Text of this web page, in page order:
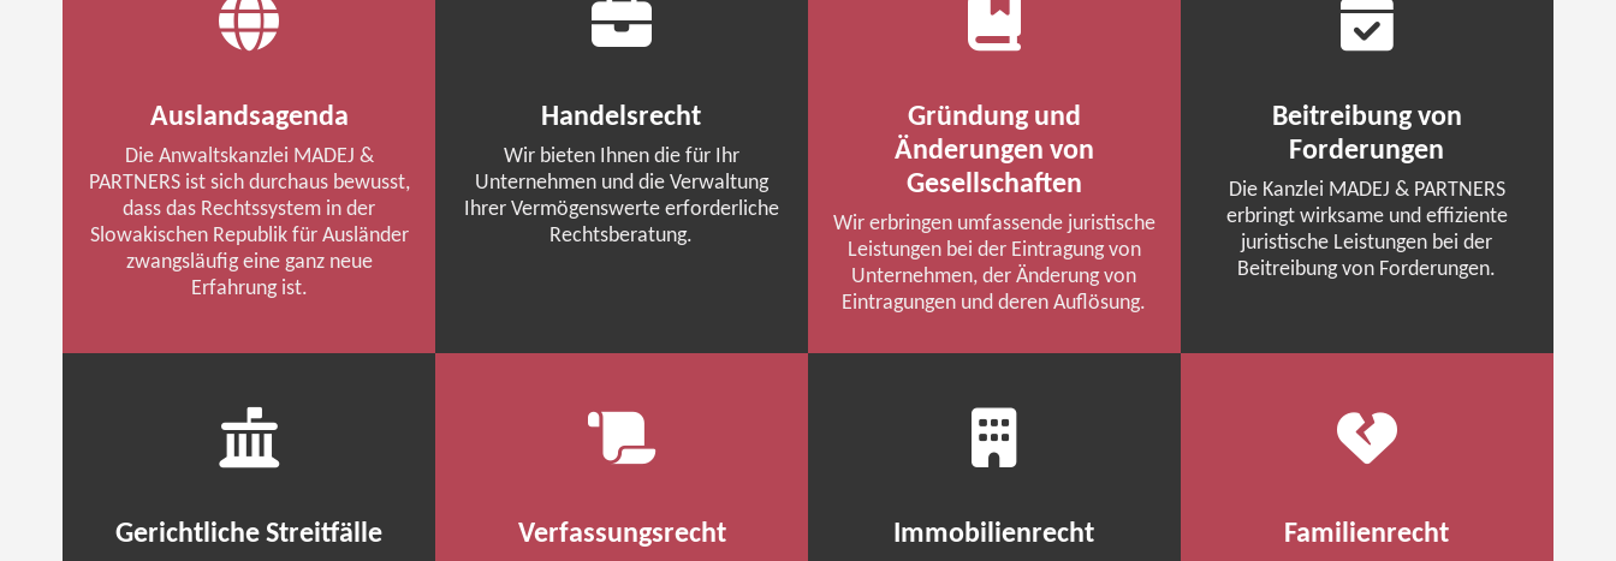
Auslandsagenda
Die Anwaltskanzlei MADEJ &
PARTNERS ist sich durchaus bewusst,
dass das Rechtssystem in der
Slowakischen Republik für Ausländer
zwangsläufig eine ganz neue
Erfahrung ist.
Handelsrecht
Wir bieten Ihnen die für Ihr
Unternehmen und die Verwaltung
Ihrer Vermögenswerte erforderliche
Rechtsberatung.
Gründung und
Änderungen von
Gesellschaften
Wir erbringen umfassende juristische
Leistungen bei der Eintragung von
Unternehmen, der Änderung von
Eintragungen und deren Auflösung.
Beitreibung von
Forderungen
Die Kanzlei MADEJ & PARTNERS
erbringt wirksame und effiziente
juristische Leistungen bei der
Beitreibung von Forderungen.
Gerichtliche Streitfälle Verfassungsrecht Immobilienrecht Familienrecht